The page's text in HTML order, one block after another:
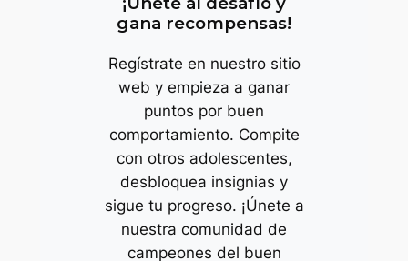
gana recompensas!
Regístrate en nuestro sitio
web y empieza a ganar
puntos por buen
comportamiento. Compite
con otros adolescentes,
desbloquea insignias y
sigue tu progreso. ¡Únete a
nuestra comunidad de
campeones del buen